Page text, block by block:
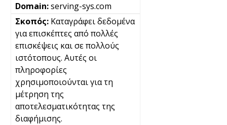
serving-sys.com
Καταγράφει δεδομένα
για επισκέπτες από πολλές
επισκέψεις και σε πολλούς
ιστότοπους. Αυτές οι
πληροφορίες
χρησιμοποιούνται για τη
μέτρηση της
αποτελεσματικότητας της
διαφήμισης.